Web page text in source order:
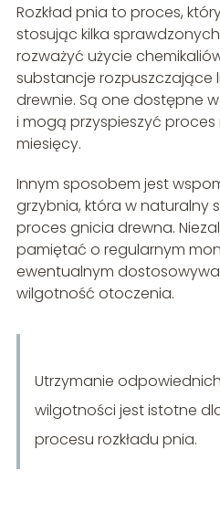
Rozkład pnia to proces,
stosując kilka
rozważyć użycie
substancje rozpuszczające
drewnie. Są one dostępne
i mogą przyspieszyć proces
miesięcy.
Innym sposobem jest
grzybnia, która w naturalny
proces gnicia drewna.
pamiętać o regularnym
ewentualnym
wilgotność otoczenia.
Utrzymanie
wilgotności jest istotne
procesu rozkładu pnia.